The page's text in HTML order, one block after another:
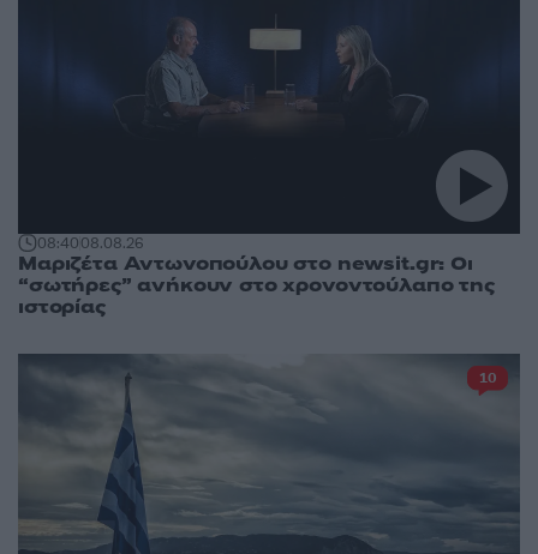
08:4008.08.26
Μαριζέτα Αντωνοπούλου στο newsit.gr: Οι
“σωτήρες” ανήκουν στο χρονοντούλαπο της
ιστορίας
10